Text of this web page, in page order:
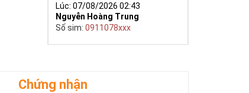
Lúc: 07/08/2026 02:43
Nguyễn Hoàng Trung
Số sim:0911078xxx
Chứng nhận